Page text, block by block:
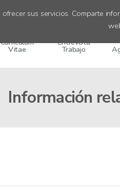
sus servicios. Comparte
Currículum
Vitae
Entrevista
Trabajo
Información